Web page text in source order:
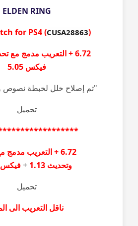
ELDEN RING
for PS4(CUSA28863
6.72 + التعريب مدمج مع تحديث
فيكس5.05
"تم إصلاح خلل لخبطة نصوص
تحميل
6.72 + التعريب مدمج مع
وتحديث1.13
+ فيكس
تحميل
ناقل التعريب الى